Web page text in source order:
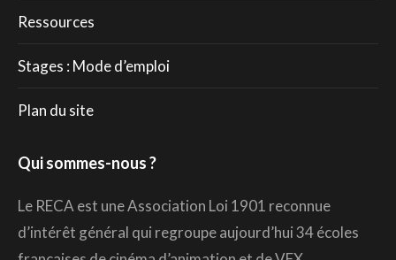
Ressources
Stages : Mode d’emploi
Plan du site
Qui sommes-nous ?
Le RECA est une Association Loi 1901 reconnue
d’intérêt général qui regroupe aujourd’hui 34 écoles